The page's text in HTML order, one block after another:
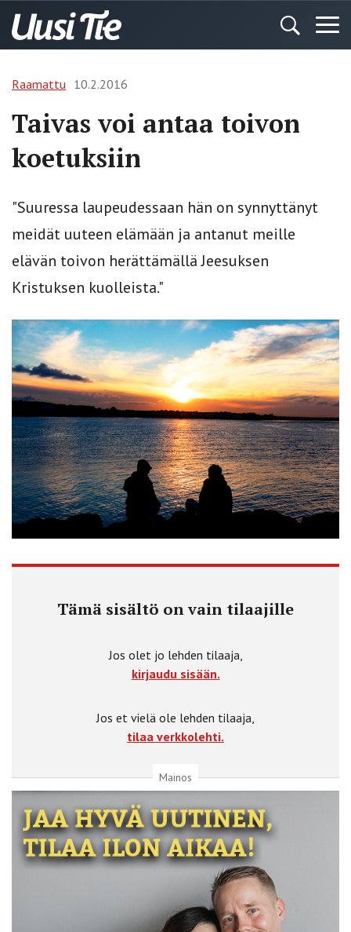
Raamattu 10.2.2016
Taivas voi antaa toivon
koetuksiin
"Suuressa laupeudessaan hän on synnyttänyt
meidät uuteen elämään ja antanut meille
elävän toivon herättämällä Jeesuksen
Kristuksen kuolleista."
Tämä sisältö on vain tilaajille
Jos olet jo lehden tilaaja,
kirjaudu sisään.
Jos et vielä ole lehden tilaaja,
tilaa verkkolehti.
Mainos